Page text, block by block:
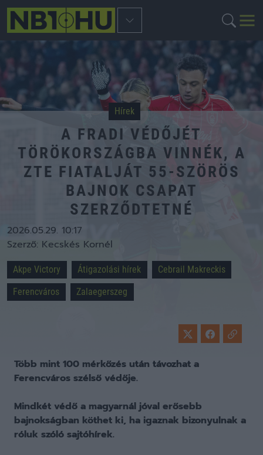
Hírek
A FRADI VÉDŐJÉT
TÖRÖKORSZÁGBA VINNÉK, A
ZTE FIATALJÁT 55-SZÖRÖS
BAJNOK CSAPAT
SZERZŐDTETNÉ
2026.05.29. 10:17
Szerző: Kecskés Kornél
Akpe Victory Átigazolási hírek
Cebrail Makreckis
Ferencváros
Zalaegerszeg
Több mint 100 mérkőzés után távozhat a
Ferencváros szélső védője.
Mindkét védő a magyarnál jóval erősebb
bajnokságban köthet ki, ha igaznak bizonyulnak a
róluk szóló sajtóhírek.